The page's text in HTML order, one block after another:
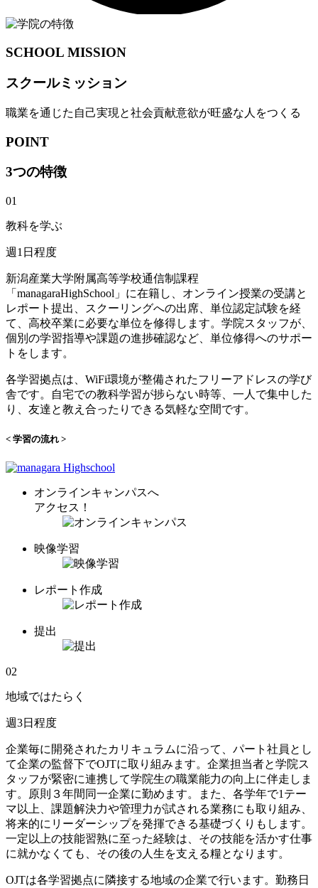
SCHOOL MISSION
スクールミッション
職業を通じた自己実現と社会貢献意欲が旺盛な人をつくる
POINT
3つの特徴
01
教科を学ぶ
週1日程度
新潟産業大学附属高等学校通信制課程
「managaraHighSchool」に在籍し、オンライン授業の受講と
レポート提出、スクーリングへの出席、単位認定試験を経
て、高校卒業に必要な単位を修得します。学院スタッフが、
個別の学習指導や課題の進捗確認など、単位修得へのサポー
トをします。
各学習拠点は、WiFi環境が整備されたフリーアドレスの学び
舎です。自宅での教科学習が捗らない時等、一人で集中した
り、友達と教え合ったりできる気軽な空間です。
< 学習の流れ >
オンラインキャンパスへ
アクセス！
映像学習
レポート作成
提出
02
地域ではたらく
週3日程度
企業毎に開発されたカリキュラムに沿って、パート社員とし
て企業の監督下でOJTに取り組みます。企業担当者と学院ス
タッフが緊密に連携して学院生の職業能力の向上に伴走しま
す。原則３年間同一企業に勤めます。また、各学年で1テー
マ以上、課題解決力や管理力が試される業務にも取り組み、
将来的にリーダーシップを発揮できる基礎づくりもします。
一定以上の技能習熟に至った経験は、その技能を活かす仕事
に就かなくても、その後の人生を支える糧となります。
OJTは各学習拠点に隣接する地域の企業で行います。勤務日